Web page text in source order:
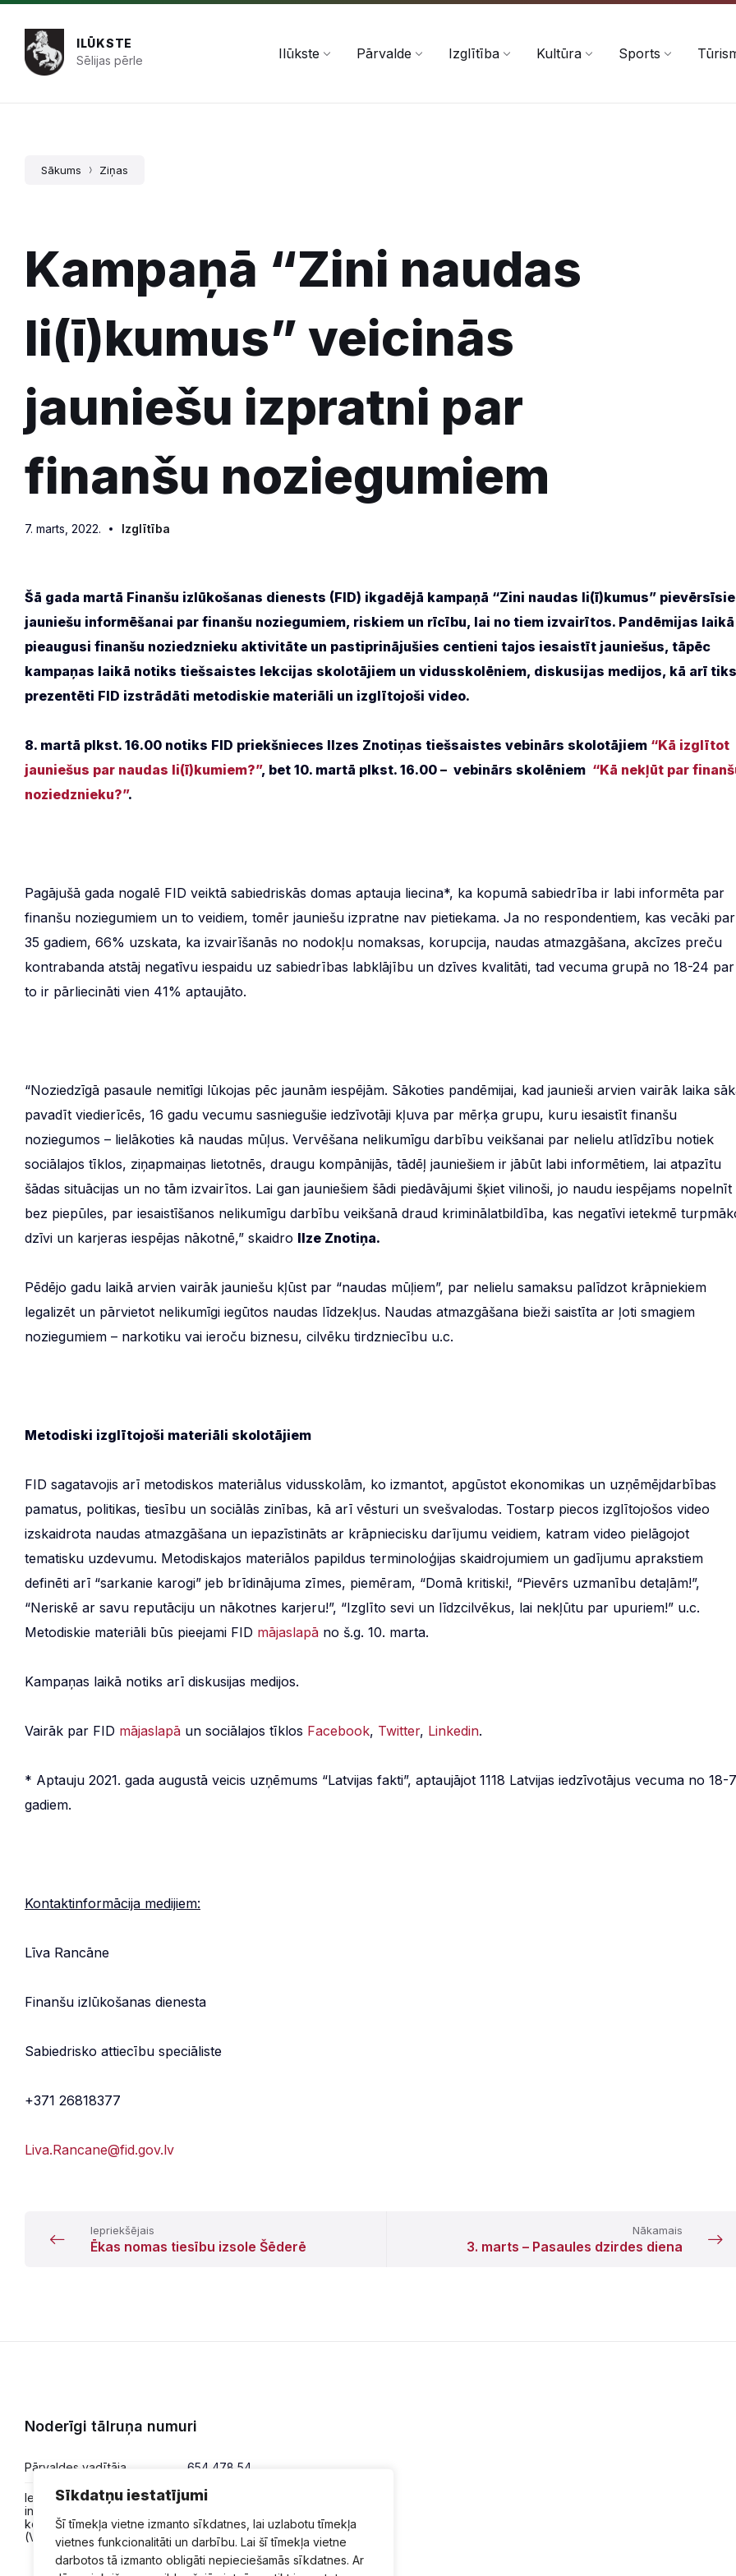
Sīkdatņu iestatījumi
Šī tīmekļa vietne izmanto sīkdatnes, lai uzlabotu tīmekļa
vietnes funkcionalitāti un darbību. Lai šī tīmekļa vietne
darbotos tā izmanto obligāti nepieciešamās sīkdatnes. Ar
Pāriet
saturu
Skip
navigation
Skip
footer
ILŪKSTE
Sēlijas pērle
Ilūkste Pārvalde Izglītība Kultūra Sports
Sākums Ziņas
Kampaņā “Zini naudas
li(ī)kumus” veicinās
jauniešu izpratni par
finanšu noziegumiem
7. marts, 2022. Izglītība
Šā gada martā Finanšu izlūkošanas dienests (FID) ikgadējā kampaņā “Zini naudas li(ī)kumus”
jauniešu informēšanai par finanšu noziegumiem, riskiem un rīcību, lai no tiem izvairītos. Pandēmijas laikā
pieaugusi finanšu noziedznieku aktivitāte un pastiprinājušies centieni tajos iesaistīt jauniešus, tāpēc
kampaņas laikā notiks tiešsaistes lekcijas skolotājiem un vidusskolēniem, diskusijas medijos, kā arī tiks
prezentēti FID izstrādāti metodiskie materiāli un izglītojoši video.
8. martā plkst. 16.00 notiks FID priekšnieces Ilzes Znotiņas tiešsaistes vebinārs skolotājiem “Kā izglītot
jauniešus par naudas li(ī)kumiem?”, bet 10. martā plkst. 16.00 – vebinārs skolēniem “Kā nekļūt par
noziedznieku?”.
Pagājušā gada nogalē FID veiktā sabiedriskās domas aptauja liecina*, ka kopumā sabiedrība ir labi informēta par
finanšu noziegumiem un to veidiem, tomēr jauniešu izpratne nav pietiekama. Ja no respondentiem, kas vecāki par
35 gadiem, 66% uzskata, ka izvairīšanās no nodokļu nomaksas, korupcija, naudas atmazgāšana, akcīzes preču
kontrabanda atstāj negatīvu iespaidu uz sabiedrības labklājību un dzīves kvalitāti, tad vecuma grupā no 18-24 par
to ir pārliecināti vien 41% aptaujāto.
“Noziedzīgā pasaule nemitīgi lūkojas pēc jaunām iespējām. Sākoties pandēmijai, kad jaunieši arvien vairāk laika
pavadīt viedierīcēs, 16 gadu vecumu sasniegušie iedzīvotāji kļuva par mērķa grupu, kuru iesaistīt finanšu
noziegumos – lielākoties kā naudas mūļus. Vervēšana nelikumīgu darbību veikšanai par nelielu atlīdzību notiek
sociālajos tīklos, ziņapmaiņas lietotnēs, draugu kompānijās, tādēļ jauniešiem ir jābūt labi informētiem, lai atpazītu
šādas situācijas un no tām izvairītos. Lai gan jauniešiem šādi piedāvājumi šķiet vilinoši, jo naudu iespējams nopelnīt
bez piepūles, par iesaistīšanos nelikumīgu darbību veikšanā draud kriminālatbildība, kas negatīvi ietekmē
dzīvi un karjeras iespējas nākotnē,” skaidro Ilze Znotiņa.
Pēdējo gadu laikā arvien vairāk jauniešu kļūst par “naudas mūļiem”, par nelielu samaksu palīdzot krāpniekiem
legalizēt un pārvietot nelikumīgi iegūtos naudas līdzekļus. Naudas atmazgāšana bieži saistīta ar ļoti smagiem
noziegumiem – narkotiku vai ieroču biznesu, cilvēku tirdzniecību u.c.
Metodiski izglītojoši materiāli skolotājiem
FID sagatavojis arī metodiskos materiālus vidusskolām, ko izmantot, apgūstot ekonomikas un uzņēmējdarbības
pamatus, politikas, tiesību un sociālās zinības, kā arī vēsturi un svešvalodas. Tostarp piecos izglītojošos video
izskaidrota naudas atmazgāšana un iepazīstināts ar krāpniecisku darījumu veidiem, katram video pielāgojot
tematisku uzdevumu. Metodiskajos materiālos papildus terminoloģijas skaidrojumiem un gadījumu aprakstiem
definēti arī “sarkanie karogi” jeb brīdinājuma zīmes, piemēram, “Domā kritiski!, “Pievērs uzmanību detaļām!”,
“Neriskē ar savu reputāciju un nākotnes karjeru!”, “Izglīto sevi un līdzcilvēkus, lai nekļūtu par upuriem!” u.c.
Metodiskie materiāli būs pieejami FID mājaslapā no š.g. 10. marta.
Kampaņas laikā notiks arī diskusijas medijos.
Vairāk par FID mājaslapā un sociālajos tīklos Facebook, Twitter, Linkedin.
* Aptauju 2021. gada augustā veicis uzņēmums “Latvijas fakti”, aptaujājot 1118 Latvijas iedzīvotājus vecuma no 18-
gadiem.
Kontaktinformācija medijiem:
Līva Rancāne
Finanšu izlūkošanas dienesta
Sabiedrisko attiecību speciāliste
+371 26818377
Liva.Rancane@fid.gov.lv
Iepriekšējais
Ēkas nomas tiesību izsole Šēderē
Nākamais
3. marts – Pasaules dzirdes diena
Noderīgi tālruņa numuri
Pārvaldes vadītāja 654 478 54
Iesniegumi,
informācija,
konsultācijas
(VPVKAC)
654 478 50